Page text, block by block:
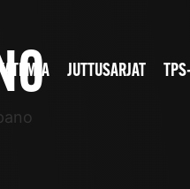
JUTTUSARJAT